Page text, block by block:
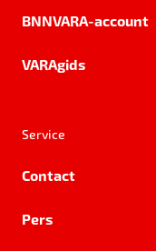
BNNVARA-account
VARAgids
Service
Contact
Pers